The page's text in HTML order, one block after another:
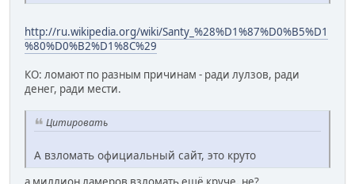
http://ru.wikipedia.org/wiki/Santy_%28%D1%87%D0%B5%D1
%80%D0%B2%D1%8C%29
КО: ломают по разным причинам - ради лулзов, ради
денег, ради мести.
Цитировать
А взломать официальный сайт, это круто